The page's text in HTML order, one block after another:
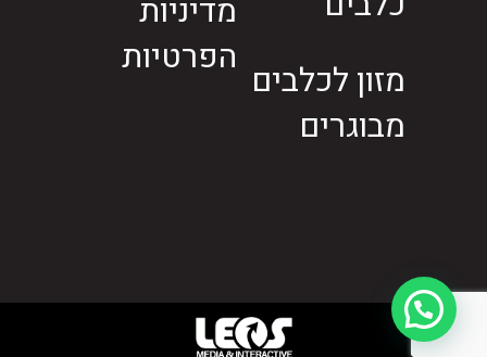
מזון לכלבים
מבוגרים
מדיניות
הפרטיות